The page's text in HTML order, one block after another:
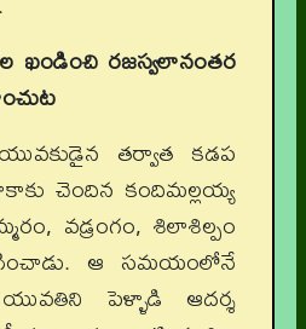
ఖండించి రజస్వలానంతర
తర్వాత కడప
చెందిన కందిమల్లయ్య
వడ్రంగం, శిలాశిల్పం
ఆ సమయంలోనే
పెళ్ళాడి ఆదర్శ